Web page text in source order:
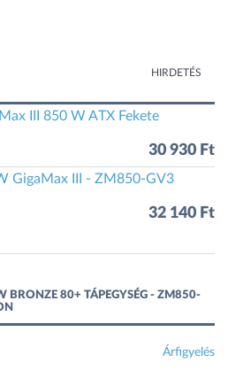
HIRDETÉS
III 850 W ATX Fekete
30 930 Ft
GigaMax III - ZM850-GV3
32 140 Ft
BRONZE 80+ TÁPEGYSÉG - ZM850-
Árfigyelés